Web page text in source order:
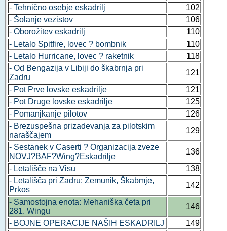
- Tehnično osebje eskadrilj
102
- Šolanje vezistov
106
- Oborožitev eskadrilj
110
- Letalo Spitfire, lovec ? bombnik
110
- Letalo Hurricane, lovec ? raketnik
118
- Od Bengazija v Libiji do škabrnja pri
Zadru
121
- Pot Prve lovske eskadrilje
121
- Pot Druge lovske eskadrilje
125
- Pomanjkanje pilotov
126
- Brezuspešna prizadevanja za pilotskim
naraščajem
129
- Sestanek v Caserti ? Organizacija zveze
NOVJ?BAF?Wing?Eskadrilje
136
- Letališče na Visu
138
- Letališča pri Zadru: Zemunik, Škabmje,
Prkos
142
- Samostojna enota: Mehaniška četa pri
281. Wingu
146
- BOJNE OPERACIJE NAŠIH ESKADRILJ
149